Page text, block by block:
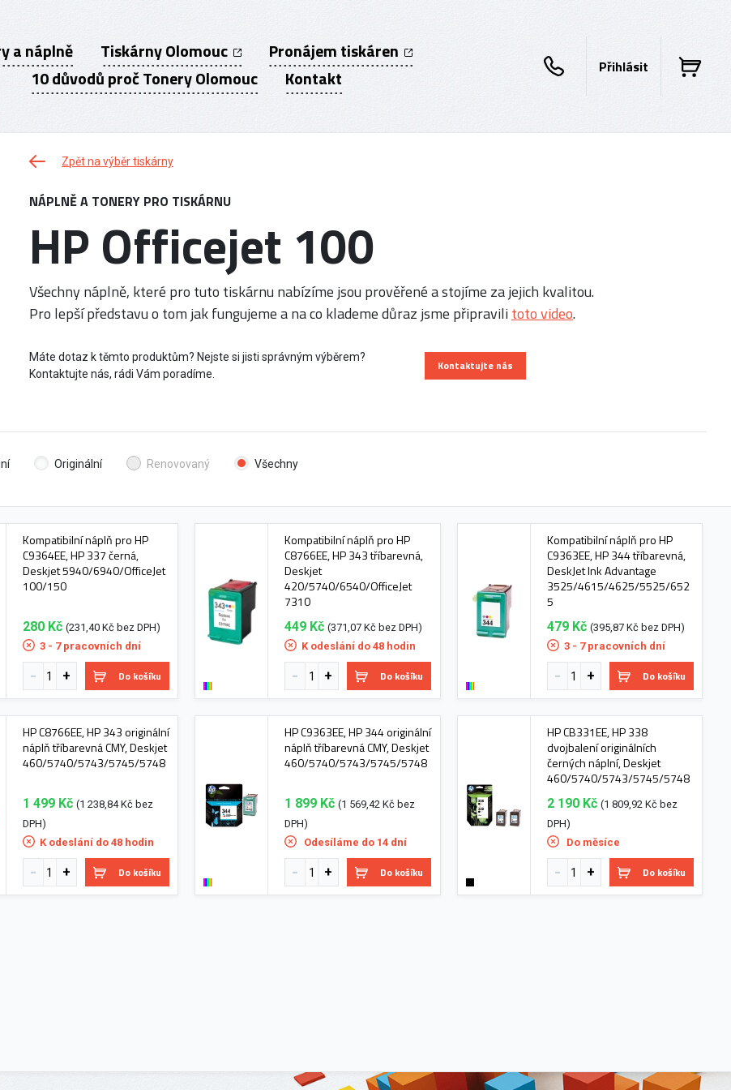
a náplně Tiskárny Olomouc
Pronájem tiskáren
10 důvodů proč Tonery Olomouc
Kontakt Přihlásit
Zpět na výběr tiskárny
NÁPLNĚ A TONERY PRO TISKÁRNU
HP Officejet 100
Všechny náplně, které pro tuto tiskárnu nabízíme jsou prověřené a stojíme za jejich kvalitou.
Pro lepší představu o tom jak fungujeme a na co klademe důraz jsme připravilitoto video.
Máte dotaz k těmto produktům? Nejste si jisti správným výběrem?
Kontaktujte nás, rádi Vám poradíme.
Kontaktujte nás
Originální Renovovaný Všechny
Kompatibilní náplň pro HP
C9364EE, HP 337 černá,
Deskjet 5940/6940/OfficeJet
100/150
280 Kč (231,40 Kč bez DPH)
3 - 7 pracovních dní
Do košíku
Kompatibilní náplň pro HP
C8766EE, HP 343 tříbarevná,
Deskjet
420/5740/6540/OfficeJet
7310
449 Kč (371,07 Kč bez DPH)
K odeslání do 48 hodin
Do košíku
Kompatibilní náplň pro HP
C9363EE, HP 344 tříbarevná,
DeskJet Ink Advantage
3525/4615/4625/5525/652
5
479 Kč (395,87 Kč bez DPH)
3 - 7 pracovních dní
Do košíku
HP C8766EE, HP 343 originální
náplň tříbarevná CMY, Deskjet
460/5740/5743/5745/5748
1 499 Kč (1 238,84 Kč bez
DPH)
K odeslání do 48 hodin
Do košíku
HP C9363EE, HP 344 originální
náplň tříbarevná CMY, Deskjet
460/5740/5743/5745/5748
1 899 Kč (1 569,42 Kč bez
DPH)
Odesíláme do 14 dní
Do košíku
HP CB331EE, HP 338
dvojbalení originálních
černých náplní, Deskjet
460/5740/5743/5745/5748
2 190 Kč (1 809,92 Kč bez
DPH)
Do měsíce
Do košíku